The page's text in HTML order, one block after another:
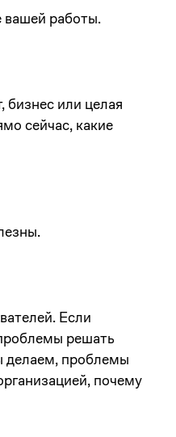
вашей работы.
или целая
сейчас, какие
Если
решать
делаем, проблемы
почему